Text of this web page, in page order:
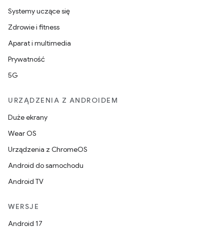
Systemy uczące się
Zdrowie i fitness
Aparat i multimedia
Prywatność
5G
URZĄDZENIA Z ANDROIDEM
Duże ekrany
Wear OS
Urządzenia z ChromeOS
Android do samochodu
Android TV
WERSJE
Android 17